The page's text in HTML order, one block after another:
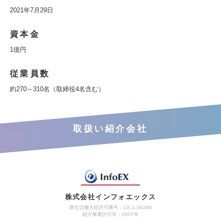
2021年7月29日
資本金
1億円
従業員数
約270～310名（取締役4名含む）
取扱い紹介会社
株式会社インフォエックス
厚生労働大臣許可番号：13-ユ-30266
紹介事業許可年：2007年